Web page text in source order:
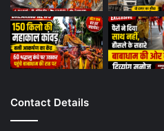
Contact Details